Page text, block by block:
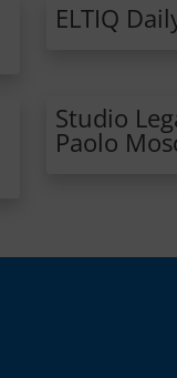
ELTIQ
Studio
Paolo